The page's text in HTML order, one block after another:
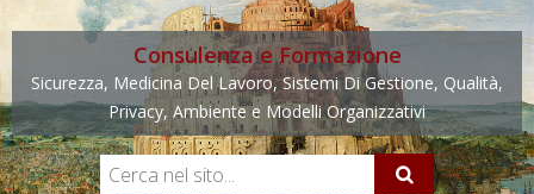
Consulenza e Formazione
Sicurezza, Medicina Del Lavoro, Sistemi Di Gestione, Qualità,
Privacy, Ambiente e Modelli Organizzativi